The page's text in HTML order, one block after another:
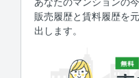
販売履歴と賃料履歴を
出します。